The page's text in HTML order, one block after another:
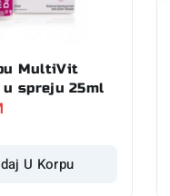
MultiVit
spreju 25ml
U Korpu